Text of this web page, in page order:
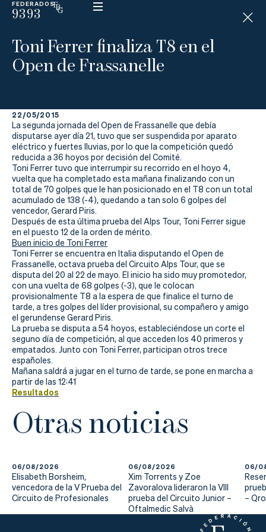
FEDERADOS
9393
ESP
N
D
I
C
La
Federación
Federarse
Jugar
Aprender
Actualidad
Tienda
Toni Ferrer finaliza T8 en el
Open de Frassanelle
22/05/2015
La segunda jornada del Open de Frassanelle que debía
disputarse ayer día 21, tuvo que ser suspendida por aparato
eléctrico y fuertes lluvias, por lo que la competición quedó
reducida a 36 hoyos por decisión del Comité.
Toni Ferrer tuvo que interrumpir su recorrido en el hoyo 4,
vuelta que ha completado esta mañana finalizando con un
total de 70 golpes que le han posicionado en el T8 con un total
acumulado de 138 (-4), quedando a tan solo 6 golpes del
vencedor, Gerard Piris.
Después de esta última prueba del Alps Tour, Toni Ferrer sigue
en el puesto 12 de la orden de mérito.
Buen inicio de Toni Ferrer
Toni Ferrer se encuentra en Italia disputando el Open de
Frassanelle, octava prueba del Circuito Alps Tour, que se
disputa del 20 al 22 de mayo. El inicio ha sido muy promotedor,
con una vuelta de 68 golpes (-3), que le colocan
provisionalmente T8 a la espera de que finalice el turno de
tarde, a tres golpes del líder provisional, su compañero y amigo
el gerundense Gerard Piris.
La prueba se disputa a 54 hoyos, estableciéndose un corte el
seguno día de competición, al que acceden los 40 primeros y
empatados. Junto con Toni Ferrer, participan otros trece
españoles.
Mañana saldrá a jugar en el turno de tarde, se pone en marcha a
partir de las 12:41
Resultados
Otras noticias
06/08/2026
Elisabeth Borsheim,
vencedora de la V Prueba del
Circuito de Profesionales
06/08/2026
Xim Torrents y Zoe
Zavoralova lideraron la VIII
prueba del Circuito Junior –
Oftalmedic Salvà
06/
–